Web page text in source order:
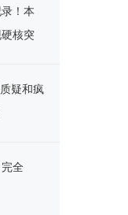
！本
核突
疑和疯
完全